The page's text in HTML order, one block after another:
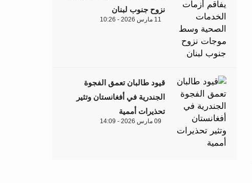
نزوح جنوب لبنان
11 مارس 2026 - 10:26
قيود طالبان تعمق الفجوة
الجندرية في أفغانستان وتثير
تحذيرات أممية
09 مارس 2026 - 14:09